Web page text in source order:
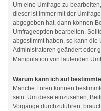
Um eine Umfrage zu
dieser ist immer mit der
abgegeben hat, dann können
Umfrageoption bearbeiten.
abgestimmt haben, so kann
Administratoren geändert oder
Manipulation von laufenden
Warum kann ich auf
Manche Foren können
sein. Um diese einzusehen,
Vorgänge durchzuführen,